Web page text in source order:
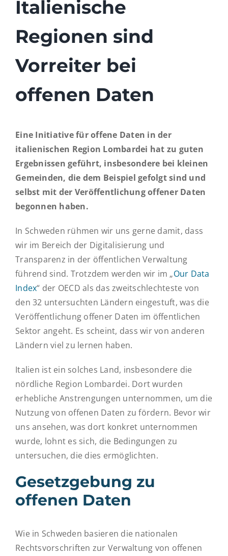
Italienische
Regionen sind
Vorreiter bei
offenen Daten
Eine Initiative für offene Daten in der
italienischen Region Lombardei hat zu guten
Ergebnissen geführt, insbesondere bei kleinen
Gemeinden, die dem Beispiel gefolgt sind und
selbst mit der Veröffentlichung offener Daten
begonnen haben.
In Schweden rühmen wir uns gerne damit, dass
wir im Bereich der Digitalisierung und
Transparenz in der öffentlichen Verwaltung
führend sind. Trotzdem werden wir im „Our Data
Index“ der OECD als das zweitschlechteste von
den 32 untersuchten Ländern eingestuft, was die
Veröffentlichung offener Daten im öffentlichen
Sektor angeht. Es scheint, dass wir von anderen
Ländern viel zu lernen haben.
Italien ist ein solches Land, insbesondere die
nördliche Region Lombardei. Dort wurden
erhebliche Anstrengungen unternommen, um die
Nutzung von offenen Daten zu fördern. Bevor wir
uns ansehen, was dort konkret unternommen
wurde, lohnt es sich, die Bedingungen zu
untersuchen, die dies ermöglichten.
Gesetzgebung zu
offenen Daten
Wie in Schweden basieren die nationalen
Rechtsvorschriften zur Verwaltung von offenen